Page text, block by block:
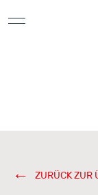
Designelemente
ZURÜCK ZUR